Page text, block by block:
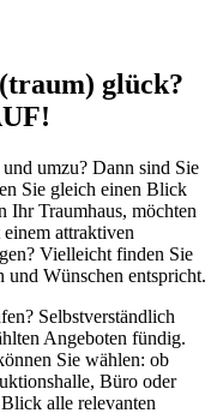
glück?
umzu? Dann sind Sie
Sie gleich einen Blick
Ihr Traumhaus, möchten
attraktiven
Vielleicht finden Sie
und Wünschen entspricht.
Selbstverständlich
Angeboten fündig.
Sie wählen: ob
Büro oder
alle relevanten